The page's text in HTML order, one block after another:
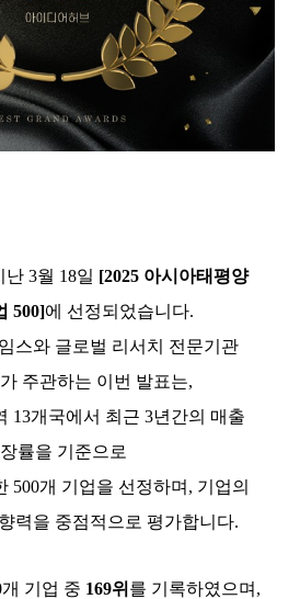
3월 18일 [2025 아시아태평양
500]에 선정되었습니다.
스와 글로벌 리서치 전문기관
주관하는 이번 발표는,
13개국에서 최근 3년간의 매출
률을 기준으로
500개 기업을 선정하며, 기업의
력을 중점적으로 평가합니다.
기업 중 169위 를 기록하였으며,